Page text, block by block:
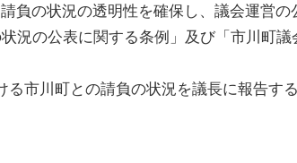
負の状況の透明性を確保し、議会運営の
況の公表に関する条例」及び「市川町
市川町との請負の状況を議長に報告す